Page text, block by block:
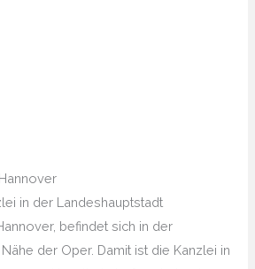
in der Landeshauptstadt
befindet sich in der
der Oper. Damit ist die Kanzlei in